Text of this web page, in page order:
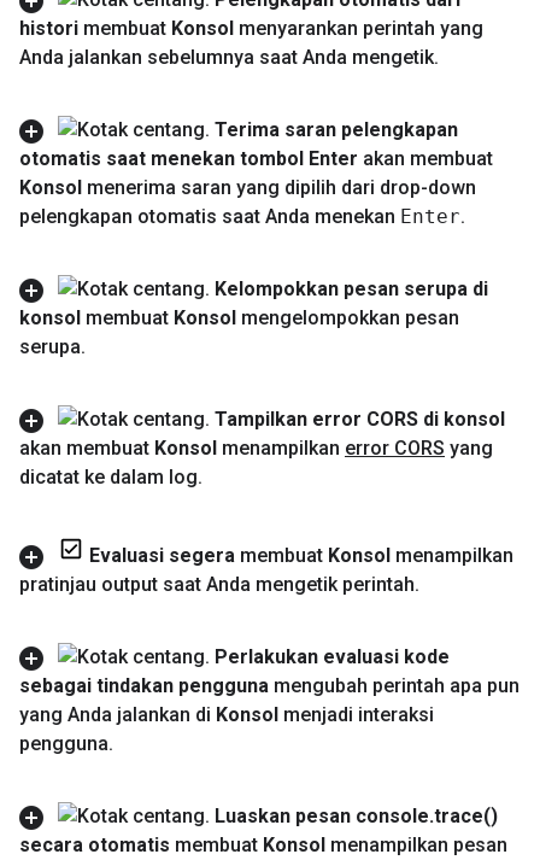
histori membuat Konsol menyarankan perintah yang
Anda jalankan sebelumnya saat Anda mengetik.
Terima saran pelengkapan
otomatis saat menekan tombol Enter akan membuat
Konsol menerima saran yang dipilih dari drop-down
pelengkapan otomatis saat Anda menekan Enter.
Kelompokkan pesan serupa di
konsol membuat Konsol mengelompokkan pesan
serupa.
Tampilkan error CORS di konsol
akan membuat Konsol menampilkan error CORS yang
dicatat ke dalam log.
Evaluasi segera membuat Konsol menampilkan
pratinjau output saat Anda mengetik perintah.
Perlakukan evaluasi kode
sebagai tindakan pengguna mengubah perintah apa pun
yang Anda jalankan di Konsol menjadi interaksi
pengguna.
Luaskan pesan console.trace()
secara otomatis membuat Konsol menampilkan pesan